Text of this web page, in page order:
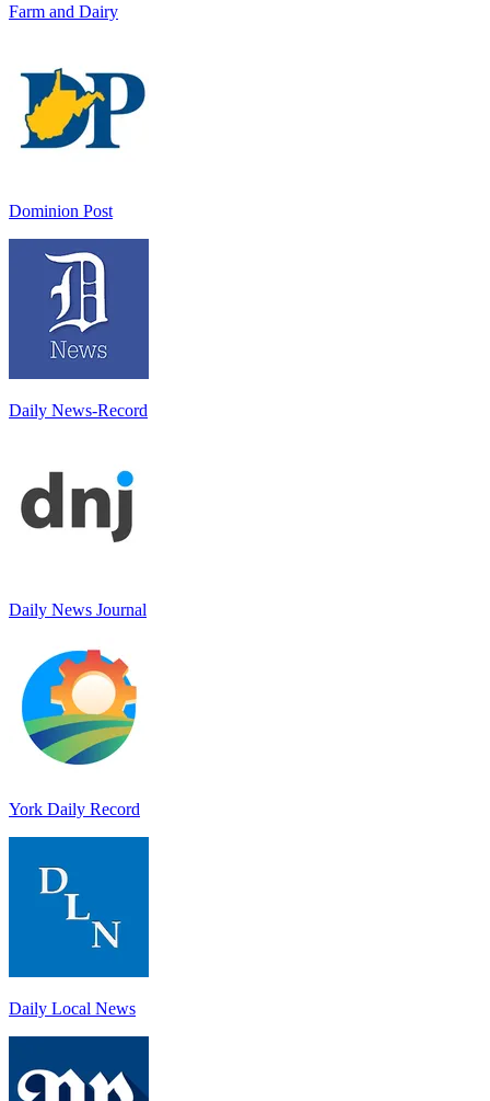
Farm and Dairy
Dominion Post
Daily News-Record
Daily News Journal
York Daily Record
Daily Local News